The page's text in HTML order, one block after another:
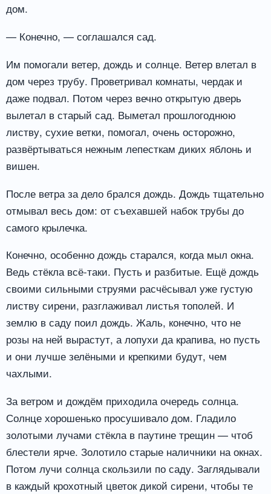
дом.
— Конечно, — соглашался сад.
Им помогали ветер, дождь и солнце. Ветер влетал в
дом через трубу. Проветривал комнаты, чердак и
даже подвал. Потом через вечно открытую дверь
вылетал в старый сад. Выметал прошлогоднюю
листву, сухие ветки, помогал, очень осторожно,
развёртываться нежным лепесткам диких яблонь и
вишен.
После ветра за дело брался дождь. Дождь тщательно
отмывал весь дом: от съехавшей набок трубы до
самого крылечка.
Конечно, особенно дождь старался, когда мыл окна.
Ведь стёкла всё-таки. Пусть и разбитые. Ещё дождь
своими сильными струями расчёсывал уже густую
листву сирени, разглаживал листья тополей. И
землю в саду поил дождь. Жаль, конечно, что не
розы на ней вырастут, а лопухи да крапива, но пусть
и они лучше зелёными и крепкими будут, чем
чахлыми.
За ветром и дождём приходила очередь солнца.
Солнце хорошенько просушивало дом. Гладило
золотыми лучами стёкла в паутине трещин — чтоб
блестели ярче. Золотило старые наличники на окнах.
Потом лучи солнца скользили по саду. Заглядывали
в каждый крохотный цветок дикой сирени, чтобы те